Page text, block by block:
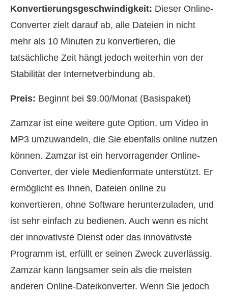
Konvertierungsgeschwindigkeit: Dieser Online-
Converter zielt darauf ab, alle Dateien in nicht
mehr als 10 Minuten zu konvertieren, die
tatsächliche Zeit hängt jedoch weiterhin von der
Stabilität der Internetverbindung ab.
Preis: Beginnt bei $9,00/Monat (Basispaket)
Zamzar ist eine weitere gute Option, um Video in
MP3 umzuwandeln, die Sie ebenfalls online nutzen
können. Zamzar ist ein hervorragender Online-
Converter, der viele Medienformate unterstützt. Er
ermöglicht es Ihnen, Dateien online zu
konvertieren, ohne Software herunterzuladen, und
ist sehr einfach zu bedienen. Auch wenn es nicht
der innovativste Dienst oder das innovativste
Programm ist, erfüllt er seinen Zweck zuverlässig.
Zamzar kann langsamer sein als die meisten
anderen Online-Dateikonverter. Wenn Sie jedoch